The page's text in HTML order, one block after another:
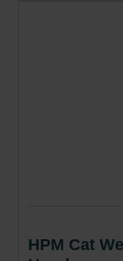
HPM Cat